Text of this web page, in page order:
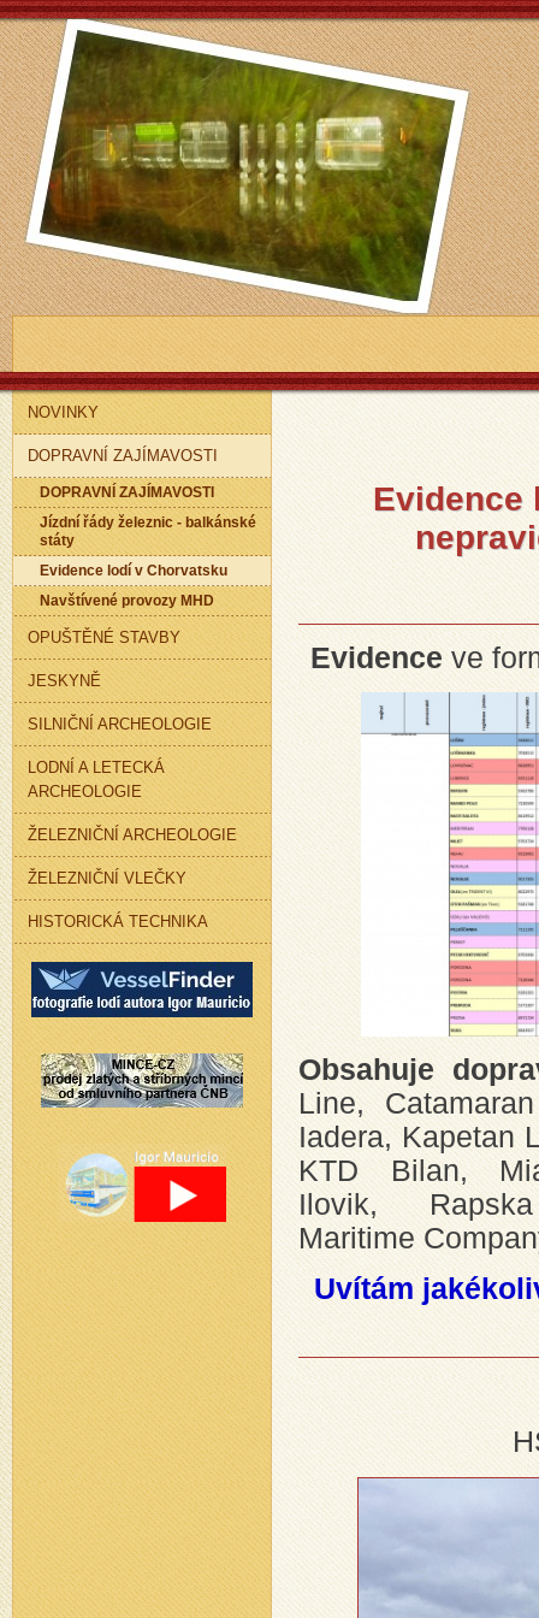
Evidence
Evidenceve
Obsahuje
Line,
Iadera, Kapetan
KTD Bilan,
Ilovik,
Maritime
Uvítám
NOVINKY
DOPRAVNÍ ZAJÍMAVOSTI
DOPRAVNÍ ZAJÍMAVOSTI
Jízdní řády železnic - balkánské
státy
Evidence lodí v Chorvatsku
Navštívené provozy MHD
OPUŠTĚNÉ STAVBY
JESKYNĚ
SILNIČNÍ ARCHEOLOGIE
LODNÍ A LETECKÁ
ARCHEOLOGIE
ŽELEZNIČNÍ ARCHEOLOGIE
ŽELEZNIČNÍ VLEČKY
HISTORICKÁ TECHNIKA